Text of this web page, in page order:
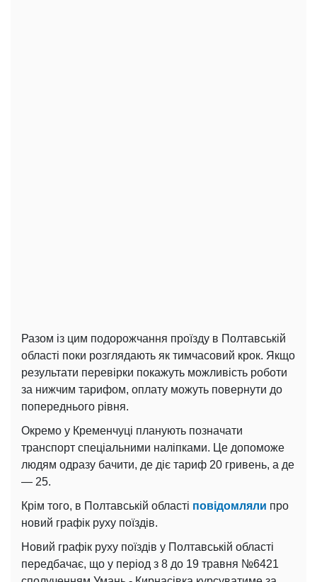
Разом із цим подорожчання проїзду в Полтавській
області поки розглядають як тимчасовий крок. Якщо
результати перевірки покажуть можливість роботи
за нижчим тарифом, оплату можуть повернути до
попереднього рівня.
Окремо у Кременчуці планують позначати
транспорт спеціальними наліпками. Це допоможе
людям одразу бачити, де діє тариф 20 гривень, а де
— 25.
Крім того, в Полтавській області повідомляли про
новий графік руху поїздів.
Новий графік руху поїздів у Полтавській області
передбачає, що у період з 8 до 19 травня №6421